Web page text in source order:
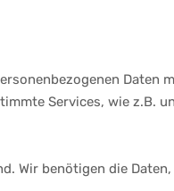
Daten
Services, wie z.B.
Wir benötigen die